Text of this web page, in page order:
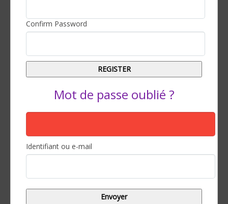
Confirm Password
Mot de passe oublié ?
Identifiant ou e-mail